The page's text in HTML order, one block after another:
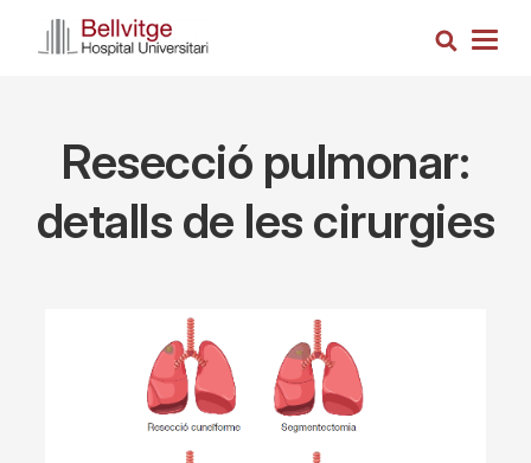
Search
Resecció pulmonar:
detalls de les cirurgies